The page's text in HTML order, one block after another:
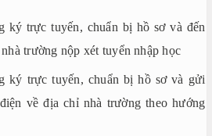
ký trực tuyến, chuẩn bị hồ sơ và đến
trường nộp xét tuyển nhập học
ký trực tuyến, chuẩn bị hồ sơ và gửi
về địa chỉ nhà trường theo hướng